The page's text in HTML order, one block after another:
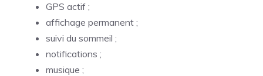
GPS actif ;
affichage permanent ;
suivi du sommeil ;
notifications ;
musique ;